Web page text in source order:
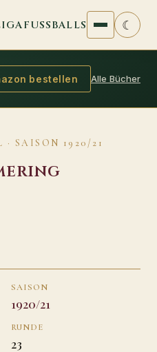
☾
bestellen Alle Bücher
· SAISON 1920/21
SAISON
1920/21
RUNDE
23